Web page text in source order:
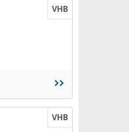
VHB
VHB